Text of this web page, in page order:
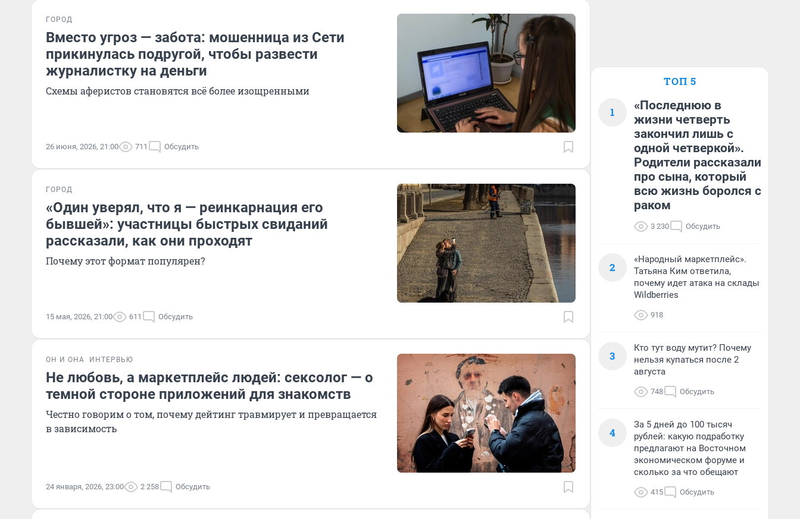
ГОРОД
Вместо угроз — забота: мошенница из Сети
прикинулась подругой, чтобы развести
журналистку на деньги
Схемы аферистов становятся всё более изощренными
26 июня, 2026, 21:00 711 Обсудить
ГОРОД
«Один уверял, что я — реинкарнация его
бывшей»: участницы быстрых свиданий
рассказали, как они проходят
Почему этот формат популярен?
15 мая, 2026, 21:00 611 Обсудить
ОН И ОНА ИНТЕРВЬЮ
Не любовь, а маркетплейс людей: сексолог — о
темной стороне приложений для знакомств
Честно говорим о том, почему дейтинг травмирует и превращается
в зависимость
24 января, 2026, 23:00 2 258 Обсудить
ТОП 5
1
«Последнюю в
жизни четверть
закончил лишь с
одной четверкой».
Родители рассказали
про сына, который
всю жизнь боролся с
раком
3 230 Обсудить
2
«Народный маркетплейс».
Татьяна Ким ответила,
почему идет атака на склады
Wildberries
918
3
Кто тут воду мутит? Почему
нельзя купаться после 2
августа
748 Обсудить
4
За 5 дней до 100 тысяч
рублей: какую подработку
предлагают на Восточном
экономическом форуме и
сколько за что обещают
415 Обсудить